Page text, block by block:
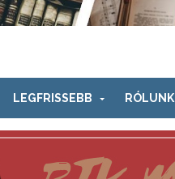
LEGFRISSEBB RÓLUNK